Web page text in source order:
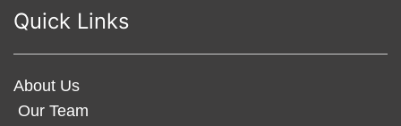
Quick Links
About Us
Our Team